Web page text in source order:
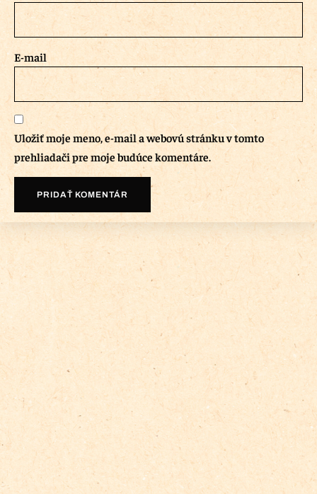
E-mail
Uložiť moje meno, e-mail a webovú stránku v tomto
prehliadači pre moje budúce komentáre.